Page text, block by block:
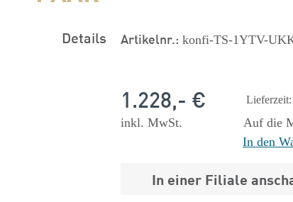
Details Artikelnr.: konfi-TS-1YTV-
1.228,- €
inkl. MwSt.
Auf die
In den
In einer Filiale